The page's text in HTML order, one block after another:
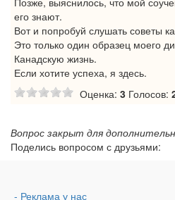
его знают.
Вот и попробуй слушать советы
Это только один образец моего
Канадскую жизнь.
Если хотите успеха, я здесь.
Оценка: 3 Голосов:
Вопрос закрыт для
Поделись вопросом с друзьями:
- Реклама у нас